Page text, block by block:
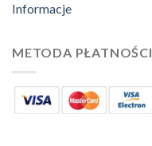
Informacje
METODA PŁATNOŚCI